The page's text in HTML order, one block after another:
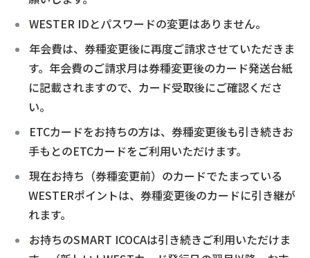
WESTER IDとパスワードの変更はありません。
年会費は、券種変更後に再度ご請求させていただきま
す。年会費のご請求月は券種変更後のカード発送台紙
に記載されますので、カード受取後にご確認くださ
い。
ETCカードをお持ちの方は、券種変更後も引き続きお
手もとのETCカードをご利用いただけます。
現在お持ち（券種変更前）のカードでたまっている
WESTERポイントは、券種変更後のカードに引き継が
れます。
お持ちのSMART ICOCAは引き続きご利用いただけま